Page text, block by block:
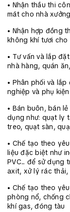
• Nhận thầu thi
mát cho nhà
• Nhận hợp đồng
không khí tươi
• Tư vấn và lắp
nhà hàng, quán
• Phân phối và
nghiệp và phụ
• Bán buôn, bán
dụng như: quạt ly
treo, quạt sàn,
• Chế tạo theo
liệu đặc biệt như
PVC... để sử dụng
axit, xử lý rác
• Chế tạo theo
phòng nổ, chống
khí gas, đóng tàu